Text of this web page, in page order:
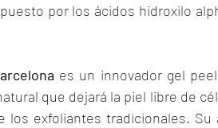
por los ácidos hidroxilo
es un innovador gel
que dejará la piel libre de
los exfoliantes tradicionales. Su